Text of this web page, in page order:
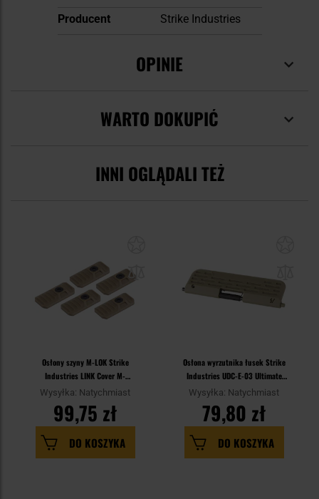
Producent
Strike Industries
OPINIE
WARTO DOKUPIĆ
INNI OGLĄDALI TEŻ
Osłony szyny M-LOK Strike
Industries LINK Cover M-
LOK/KeyMod Rails 5 szt. - Flat
Wysyłka: Natychmiast
99,75 zł
DO KOSZYKA
Osłona wyrzutnika łusek Strike
Industries UDC-E-03 Ultimate
Dust Cover Enhanced do
Earth
Wysyłka: Natychmiast
79,80 zł
DO KOSZYKA